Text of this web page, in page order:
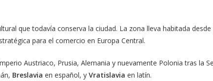
que todavía conserva la ciudad. La zona lleva habitada
para el comercio en Europa Central.
Austriaco, Prusia, Alemania y nuevamente Polonia tras la
Breslavia en español, y Vratislavia en latín.